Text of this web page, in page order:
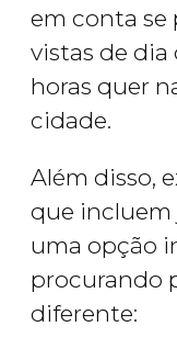
em conta se
vistas de
horas quer
cidade.
Além disso,
que incluem
uma opção
procurando
diferente: